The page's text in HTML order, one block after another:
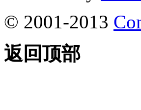
© 2001-2013
返回顶部